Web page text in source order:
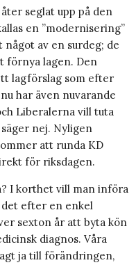
seglat upp på den
en ”modernisering”
av en surdeg; de
förnya lagen. Den
lagförslag som efter
har även nuvarande
Liberalerna vill tuta
nej. Nyligen
att runda KD
för riksdagen.
I korthet vill man införa
det efter en enkel
sexton år att byta kön
diagnos. Våra
ja till förändringen,